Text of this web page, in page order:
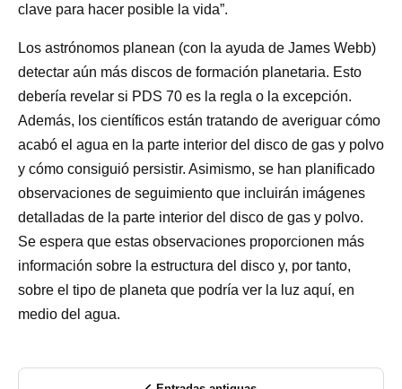
clave para hacer posible la vida”.
Los astrónomos planean (con la ayuda de James Webb)
detectar aún más discos de formación planetaria. Esto
debería revelar si PDS 70 es la regla o la excepción.
Además, los científicos están tratando de averiguar cómo
acabó el agua en la parte interior del disco de gas y polvo
y cómo consiguió persistir. Asimismo, se han planificado
observaciones de seguimiento que incluirán imágenes
detalladas de la parte interior del disco de gas y polvo.
Se espera que estas observaciones proporcionen más
información sobre la estructura del disco y, por tanto,
sobre el tipo de planeta que podría ver la luz aquí, en
medio del agua.